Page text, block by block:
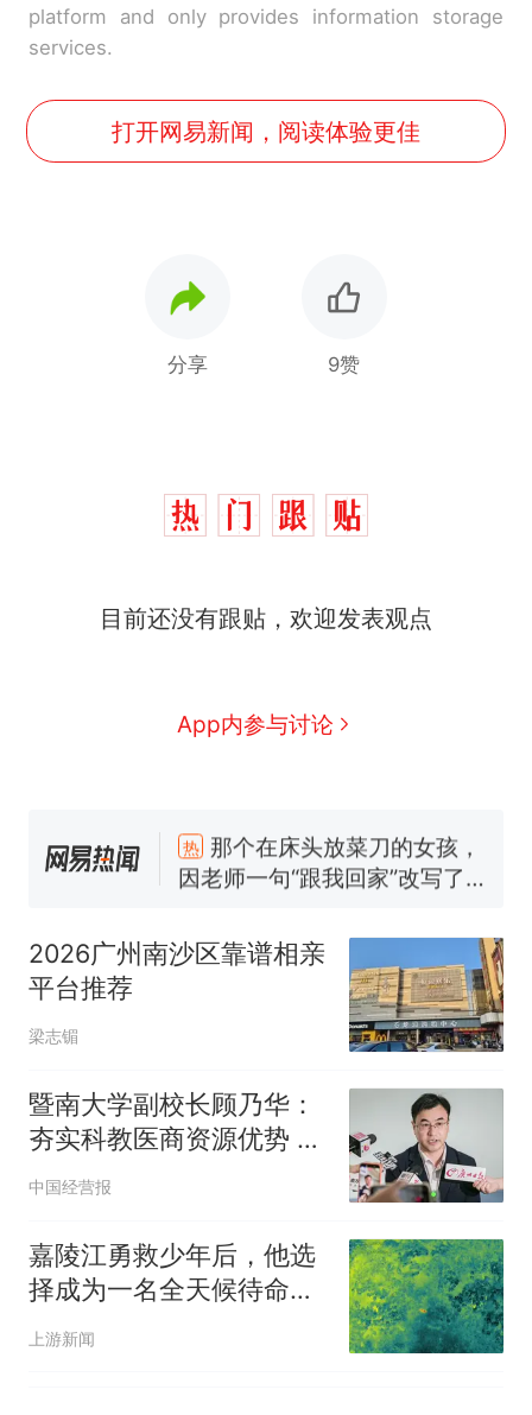
platform and only provides information storage
services.
打开网易新闻，阅读体验更佳
分享 9赞
目前还没有跟贴，欢迎发表观点
App内参与讨论
热
那个在床头放菜刀的女孩，
因老师一句“跟我回家”改写了
交5060元才肯搬上楼！女子傻
眼了……
空调24小时开着反而更省电？
十多万人报名的考试，成绩全
佛山一中学招聘物理教师，笔
试前13名均遭淘汰？教育局：
已叫停招聘，成立调查组全面
“不建议大家买深色蛋糕”上热
搜，网友：天塌了！
因老师一句“跟我回家”改写了
人生
2026广州南沙区靠谱相亲
平台推荐
梁志镅
暨南大学副校长顾乃华：
夯实科教医商资源优势 越
秀区以产业焕新赋能老城
中国经营报
嘉陵江勇救少年后，他选
择成为一名全天候待命的
救援志愿者
上游新闻